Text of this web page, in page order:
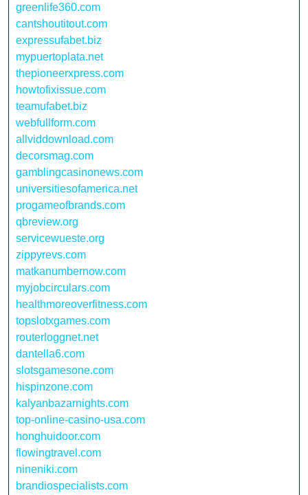
greenlife360.com
cantshoutitout.com
expressufabet.biz
mypuertoplata.net
thepioneerxpress.com
howtofixissue.com
teamufabet.biz
webfullform.com
allviddownload.com
decorsmag.com
gamblingcasinonews.com
universitiesofamerica.net
progameofbrands.com
qbreview.org
servicewueste.org
zippyrevs.com
matkanumbernow.com
myjobcirculars.com
healthmoreoverfitness.com
topslotxgames.com
routerloggnet.net
dantella6.com
slotsgamesone.com
hispinzone.com
kalyanbazarnights.com
top-online-casino-usa.com
honghuidoor.com
flowingtravel.com
nineniki.com
brandiospecialists.com